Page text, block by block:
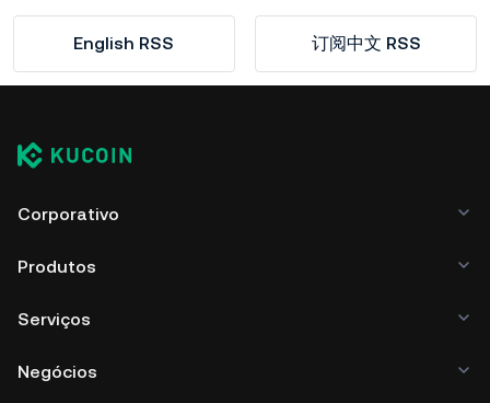
English RSS 订阅中文 RSS
Corporativo
Produtos
Serviços
Negócios